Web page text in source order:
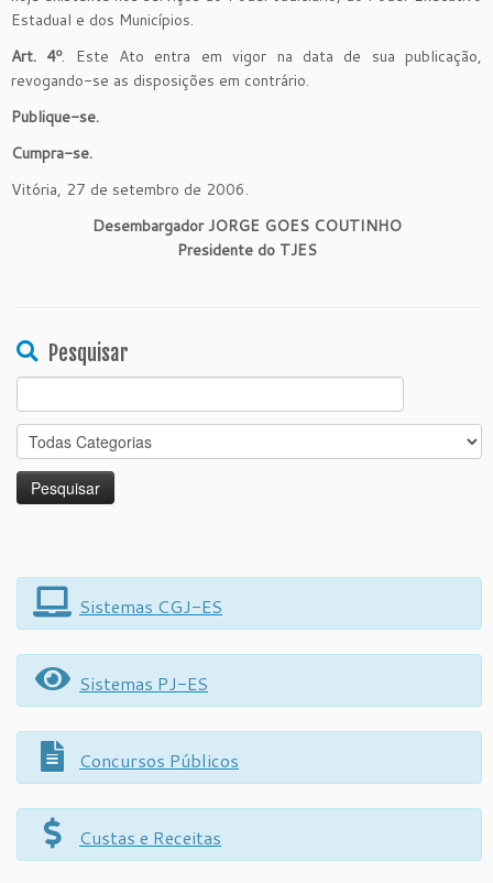
Estadual e dos Municípios.
Art. 4º. Este Ato entra em vigor na data de sua publicação,
revogando-se as disposições em contrário.
Publique-se.
Cumpra-se.
Vitória, 27 de setembro de 2006.
Desembargador JORGE GOES COUTINHO
Presidente do TJES
Pesquisar
Search
for:
Sistemas CGJ-ES
Sistemas PJ-ES
Concursos Públicos
Custas e Receitas